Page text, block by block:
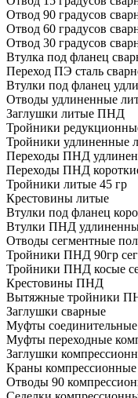
Отвод 90 градусов
Отвод 60 градусов
Отвод 30 градусов
Втулка под фланец
Переход ПЭ сталь
Втулки под фланец
Отводы удлиненные
Заглушки литые ПНД
Тройники
Тройники удлиненные
Переходы ПНД
Переходы ПНД
Тройники литые 45 гр
Крестовины литые
Втулки под фланец
Втулки ПНД
Отводы сегментные
Тройники ПНД 90гр
Тройники ПНД косые
Крестовины ПНД
Вытяжные тройники
Заглушки сварные
Муфты
Муфты переходные
Заглушки
Краны компрессионные
Отводы 90